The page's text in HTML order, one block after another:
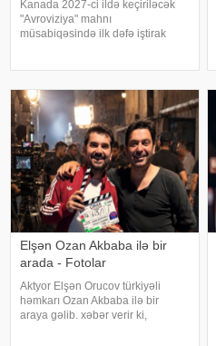
Kanada 2027-ci ildə keçiriləcək
"Avroviziya" mahnı
müsabiqəsində ilk dəfə iştirak
Kanada 2015-ci ildə yarışmay
Elşən Ozan Akbaba ilə bir
arada - Fotolar
Aktyor Elşən Orucov türkiyəli
həmkarı Ozan Akbaba ilə bir
araya gəlib. xəbər verir ki,